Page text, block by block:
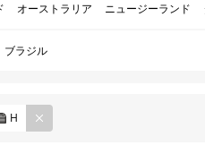
オーストラリア ニュージーランド
ブラジル
H
REM
OVE